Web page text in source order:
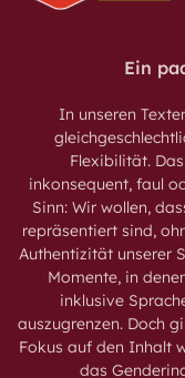
Ein
In unseren
Flexibilität.
inkonsequent, faul
Sinn: Wir wollen,
repräsentiert sind,
Authentizität unserer
Momente, in
inklusive
auszugrenzen. Doch
Fokus auf den Inhalt
das